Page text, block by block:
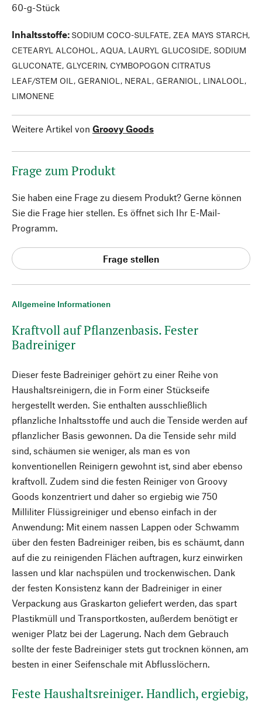
Allgemeine Informationen
Kraftvoll auf Pflanzenbasis. Fester
Badreiniger
Dieser feste Badreiniger gehört zu einer Reihe von
Haushaltsreinigern, die in Form einer Stückseife
hergestellt werden. Sie enthalten ausschließlich
pflanzliche Inhaltsstoffe und auch die Tenside werden auf
pflanzlicher Basis gewonnen. Da die Tenside sehr mild
sind, schäumen sie weniger, als man es von
konventionellen Reinigern gewohnt ist, sind aber ebenso
kraftvoll. Zudem sind die festen Reiniger von Groovy
Goods konzentriert und daher so ergiebig wie 750
Milliliter Flüssigreiniger und ebenso einfach in der
Anwendung: Mit einem nassen Lappen oder Schwamm
über den festen Badreiniger reiben, bis es schäumt, dann
auf die zu reinigenden Flächen auftragen, kurz einwirken
lassen und klar nachspülen und trockenwischen. Dank
der festen Konsistenz kann der Badreiniger in einer
Verpackung aus Graskarton geliefert werden, das spart
Plastikmüll und Transportkosten, außerdem benötigt er
weniger Platz bei der Lagerung. Nach dem Gebrauch
sollte der feste Badreiniger stets gut trocknen können, am
besten in einer Seifenschale mit Abflusslöchern.
Feste Haushaltsreiniger. Handlich, ergiebig,
60-g-Stück
Inhaltsstoffe: SODIUM COCO-SULFATE, ZEA MAYS STARCH,
CETEARYL ALCOHOL, AQUA, LAURYL GLUCOSIDE, SODIUM
GLUCONATE, GLYCERIN, CYMBOPOGON CITRATUS
LEAF/STEM OIL, GERANIOL, NERAL, GERANIOL, LINALOOL,
LIMONENE
Weitere Artikel von Groovy Goods
Frage zum Produkt
Sie haben eine Frage zu diesem Produkt? Gerne können
Sie die Frage hier stellen. Es öffnet sich Ihr E-Mail-
Programm.
Frage stellen